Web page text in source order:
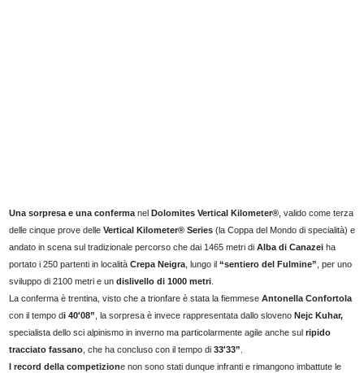
Una sorpresa e una conferma nel Dolomites Vertical Kilometer®, valido come terza
delle cinque prove delleVertical Kilometer® Series (la Coppa del Mondo di specialità) e
andato in scena sul tradizionale percorso che dai 1465 metri di Alba di Canazei ha
portato i 250 partenti in localitàCrepa Neigra, lungo il “sentiero del Fulmine” , per uno
sviluppo di 2100 metri e un dislivello di 1000 metri.
La conferma è trentina, visto che a trionfare è stata la fiemmeseAntonella Confortola
con il tempo di 40'08” , la sorpresa è invece rappresentata dallo slovenoNejc Kuhar,
specialista dello sci alpinismo in inverno ma particolarmente agile anche sul ripido
tracciato fassano, che ha concluso con il tempo di 33'33”
I record della competizione non sono stati dunque infranti e rimangono imbattute le